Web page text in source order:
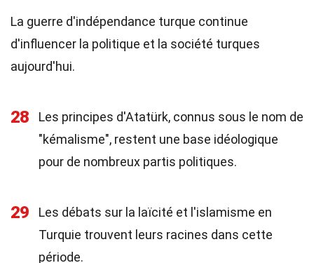
La guerre d'indépendance turque continue
d'influencer la politique et la société turques
aujourd'hui.
28
Les principes d'Atatürk, connus sous le nom de
"kémalisme", restent une base idéologique
pour de nombreux partis politiques.
29
Les débats sur la laïcité et l'islamisme en
Turquie trouvent leurs racines dans cette
période.